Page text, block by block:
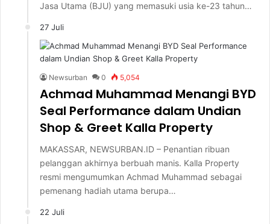
Jasa Utama (BJU) yang memasuki usia ke-23 tahun…
27 Juli
Newsurban 0 5,054
Achmad Muhammad Menangi BYD
Seal Performance dalam Undian
Shop & Greet Kalla Property
MAKASSAR, NEWSURBAN.ID – Penantian ribuan
pelanggan akhirnya berbuah manis. Kalla Property
resmi mengumumkan Achmad Muhammad sebagai
pemenang hadiah utama berupa…
22 Juli